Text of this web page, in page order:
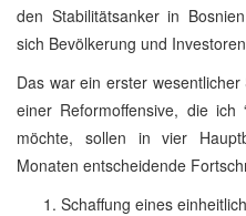
den Stabilitätsanker in
sich Bevölkerung und
Das war ein erster
einer Reformoffensive, die ich
möchte, sollen in vier
Monaten entscheidende
Schaffung eines